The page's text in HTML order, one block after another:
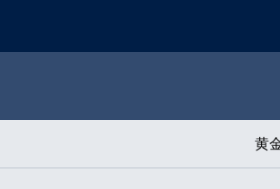
黄